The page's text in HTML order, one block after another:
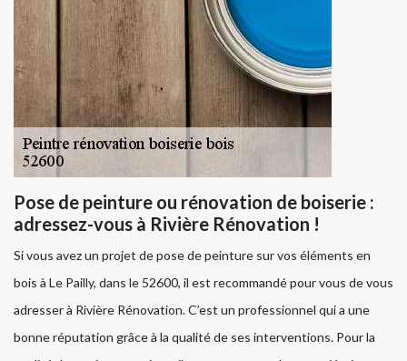
Pose de peinture ou rénovation de boiserie :
adressez-vous à Rivière Rénovation !
Si vous avez un projet de pose de peinture sur vos éléments en
bois à Le Pailly, dans le 52600, il est recommandé pour vous de vous
adresser à Rivière Rénovation. C’est un professionnel qui a une
bonne réputation grâce à la qualité de ses interventions. Pour la